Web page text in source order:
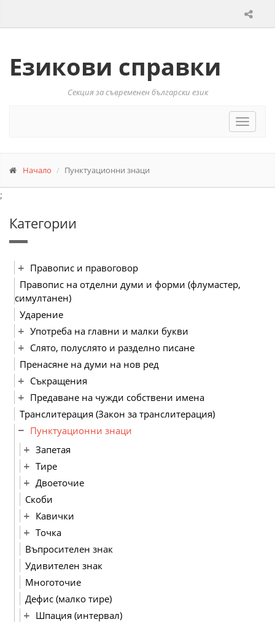
Езикови справки
Секция за съвременен български език
Toggle
Начало Пунктуационни знаци
;
Категории
Правопис и правоговор
Правопис на отделни думи и форми (флумастер,
симултанен)
Ударение
Употреба на главни и малки букви
Слято, полуслято и разделно писане
Пренасяне на думи на нов ред
Съкращения
Предаване на чужди собствени имена
Транслитерация (Закон за транслитерация)
Пунктуационни знаци
Запетая
Тире
Двоеточие
Скоби
Кавички
Точка
Въпросителен знак
Удивителен знак
Многоточие
Дефис (малко тире)
Шпация (интервал)